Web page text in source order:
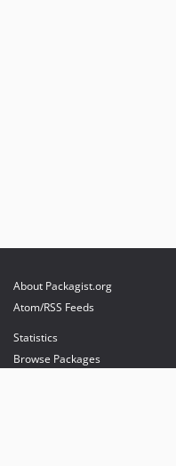
About Packagist.org
Atom/RSS Feeds
Statistics
Browse Packages